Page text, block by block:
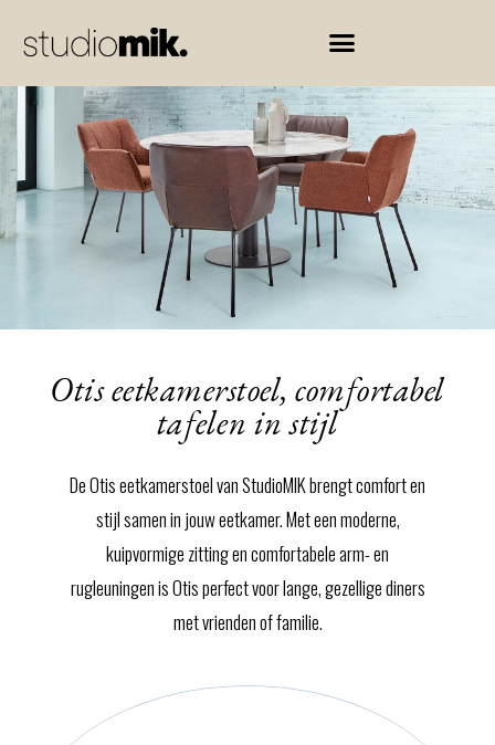
naar
de
inhoud
Otis eetkamerstoel, comfortabel
tafelen in stijl
De Otis eetkamerstoel van StudioMIK brengt comfort en
stijl samen in jouw eetkamer. Met een moderne,
kuipvormige zitting en comfortabele arm- en
rugleuningen is Otis perfect voor lange, gezellige diners
met vrienden of familie.